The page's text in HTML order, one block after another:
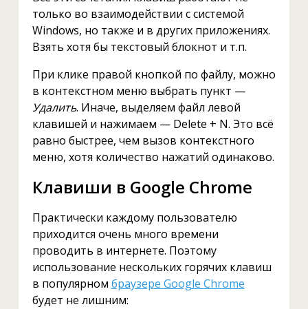
только во взаимодействии с системой
Windows, но также и в других приложениях.
Взять хотя бы текстовый блокнот и т.п.
При клике правой кнопкой по файлу, можно
в контекстном меню выбрать пункт —
Удалить. Иначе, выделяем файл левой
клавишей и нажимаем — Delete + N. Это всё
равно быстрее, чем вызов контекстного
меню, хотя количество нажатий одинаково.
Клавиши в Google Chrome
Практически каждому пользователю
приходится очень много времени
проводить в интернете. Поэтому
использование нескольких горячих клавиш
в популярном браузере Google Chrome
будет не лишним: